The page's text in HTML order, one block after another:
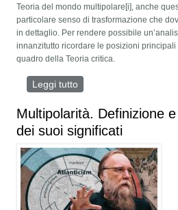
Teoria del mondo multipolare[i], anche
particolare senso di trasformazione che
in dettaglio. Per rendere possibile
innanzitutto ricordare le posizioni principali
quadro della Teoria critica.
Leggi tutto
Multipolarità. Definizione
dei suoi significati